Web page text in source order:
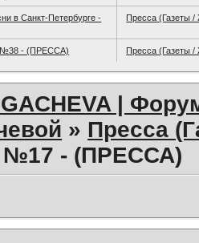
в Санкт-Петербурге -
Пресса (Газеты
№38 - (ПРЕССА) Пресса (Газеты
|
» Пресса
№17 - (ПРЕССА)